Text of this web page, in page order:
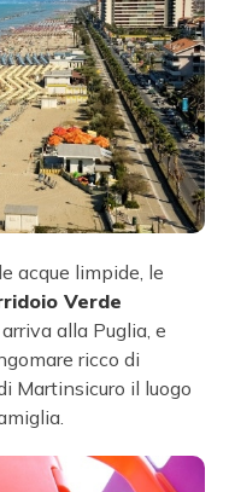
acque limpide, le
Verde
alla Puglia, e
ricco di
Martinsicuro il luogo